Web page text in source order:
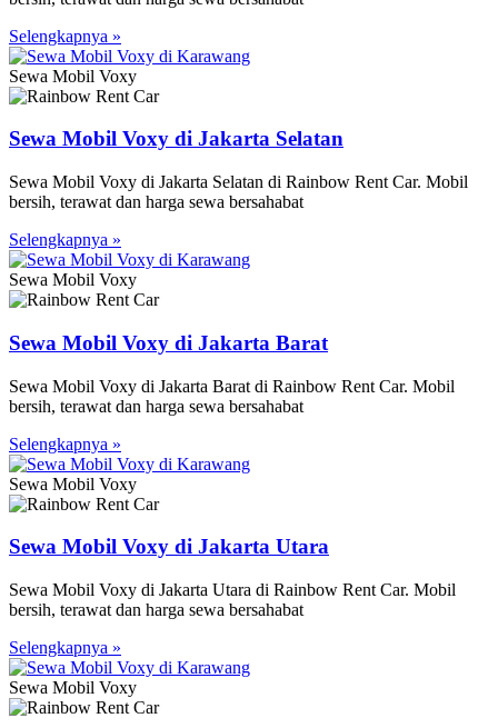
Selengkapnya »
Sewa Mobil Voxy
Sewa Mobil Voxy di Jakarta Selatan
Sewa Mobil Voxy di Jakarta Selatan di Rainbow Rent Car. Mobil
bersih, terawat dan harga sewa bersahabat
Selengkapnya »
Sewa Mobil Voxy
Sewa Mobil Voxy di Jakarta Barat
Sewa Mobil Voxy di Jakarta Barat di Rainbow Rent Car. Mobil
bersih, terawat dan harga sewa bersahabat
Selengkapnya »
Sewa Mobil Voxy
Sewa Mobil Voxy di Jakarta Utara
Sewa Mobil Voxy di Jakarta Utara di Rainbow Rent Car. Mobil
bersih, terawat dan harga sewa bersahabat
Selengkapnya »
Sewa Mobil Voxy